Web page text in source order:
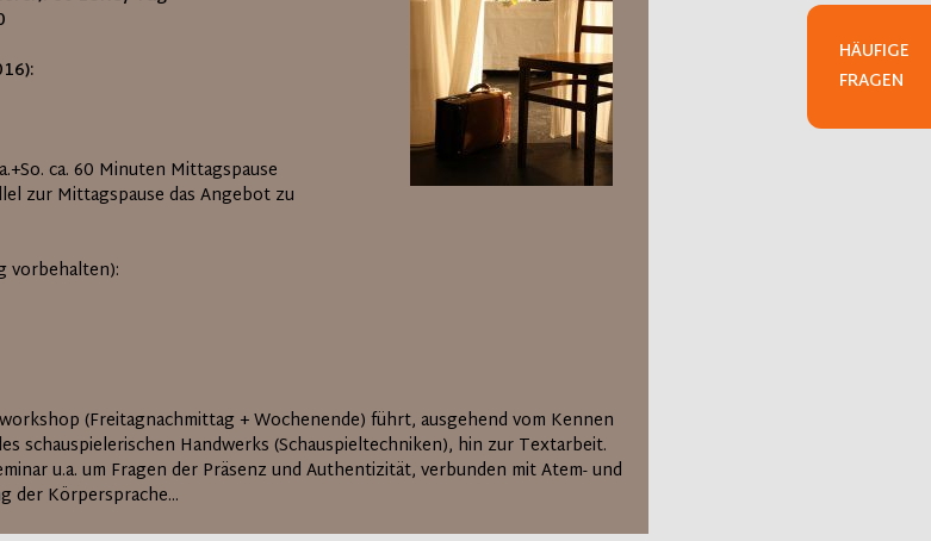
ca. 60 Minuten Mittagspause
zur Mittagspause das Angebot zu
vorbehalten):
(Freitagnachmittag + Wochenende) führt, ausgehend vom Kennen
schauspielerischen Handwerks (Schauspieltechniken), hin zur Textarbeit.
u.a. um Fragen der Präsenz und Authentizität, verbunden mit Atem- und
der Körpersprache...
HÄUFIGE
FRAGEN